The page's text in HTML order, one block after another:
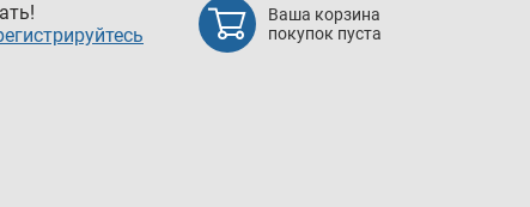
Ваша корзина
покупок пуста